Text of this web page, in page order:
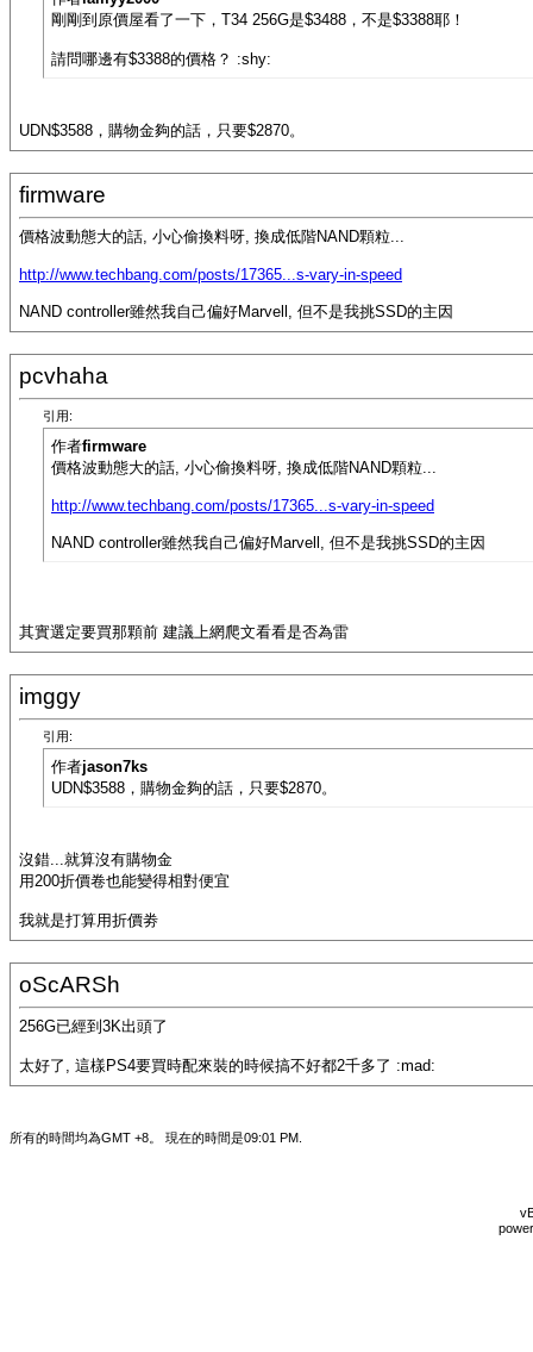
剛剛到原價屋看了一下，T34 256G是$3488，不是$3388耶！
請問哪邊有$3388的價格？ :shy:
UDN$3588，購物金夠的話，只要$2870。
firmware
價格波動態大的話, 小心偷換料呀, 換成低階NAND顆粒...
http://www.techbang.com/posts/17365...s-vary-in-speed
NAND controller雖然我自己偏好Marvell, 但不是我挑SSD的主因
pcvhaha
引用:
作者firmware
價格波動態大的話, 小心偷換料呀, 換成低階NAND顆粒...
http://www.techbang.com/posts/17365...s-vary-in-speed
NAND controller雖然我自己偏好Marvell, 但不是我挑SSD的主因
其實選定要買那顆前 建議上網爬文看看是否為雷
imggy
引用:
作者jason7ks
UDN$3588，購物金夠的話，只要$2870。
沒錯...就算沒有購物金
用200折價卷也能變得相對便宜
我就是打算用折價劵
oScARSh
256G已經到3K出頭了
太好了, 這樣PS4要買時配來裝的時候搞不好都2千多了 :mad:
所有的時間均為GMT +8。 現在的時間是09:01 PM